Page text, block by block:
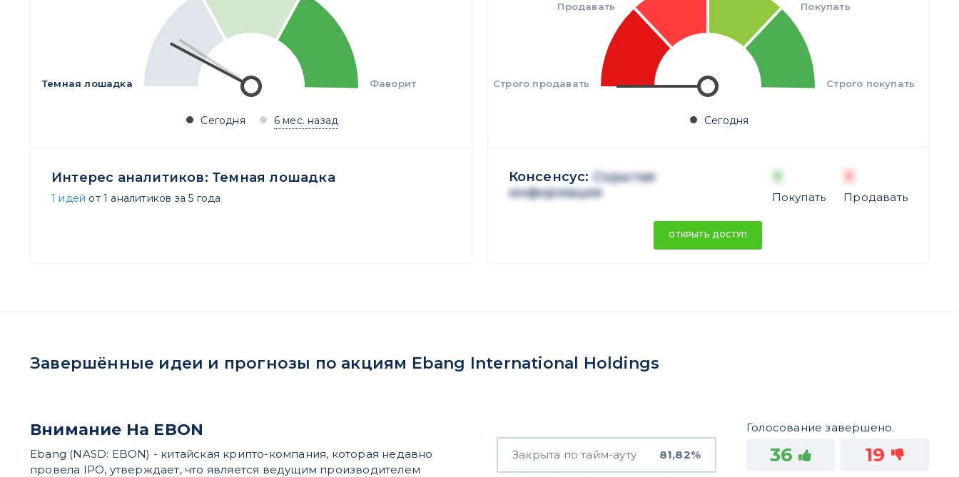
Темная лошадка Фаворит
Сегодня 6 мес. назад
Интерес аналитиков: Темная лошадка
1 идей от 1 аналитиков за 5 года
Строго продавать
Продавать Покупать
Строго покупать
Сегодня
Консенсус:
Скрытая
информация
X
Покупать
X
Продавать
ОТКРЫТЬ ДОСТУП
Завершённые идеи и прогнозы по акциям Ebang International Holdings
Внимание На EBON
Ebang (NASD: EBON) - китайская крипто-компания, которая недавно
провела IPO, утверждает, что является ведущим производителем
Закрыта по тайм-ауту 81,82%
Голосование завершено.
36 19